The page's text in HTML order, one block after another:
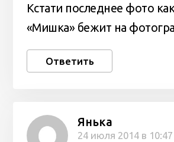
Кстати последнее фото
«Мишка» бежит на
Ответить
Янька
24 июля 2014 в 10:47